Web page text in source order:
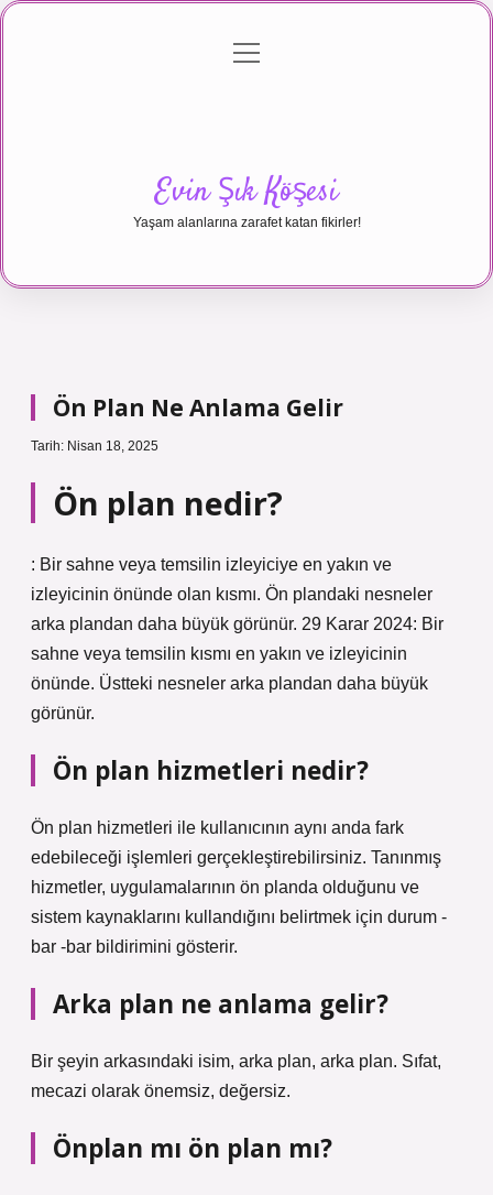
Gizlilik Politikası
menüyü
Evin Şık Köşesi
Yaşam alanlarına zarafet katan fikirler!
Ön Plan Ne Anlama Gelir
Tarih: Nisan 18, 2025
Ön plan nedir?
: Bir sahne veya temsilin izleyiciye en yakın ve
izleyicinin önünde olan kısmı. Ön plandaki nesneler
arka plandan daha büyük görünür. 29 Karar 2024: Bir
sahne veya temsilin kısmı en yakın ve izleyicinin
önünde. Üstteki nesneler arka plandan daha büyük
görünür.
Ön plan hizmetleri nedir?
Ön plan hizmetleri ile kullanıcının aynı anda fark
edebileceği işlemleri gerçekleştirebilirsiniz. Tanınmış
hizmetler, uygulamalarının ön planda olduğunu ve
sistem kaynaklarını kullandığını belirtmek için durum -
bar -bar bildirimini gösterir.
Arka plan ne anlama gelir?
Bir şeyin arkasındaki isim, arka plan, arka plan. Sıfat,
mecazi olarak önemsiz, değersiz.
Önplan mı ön plan mı?